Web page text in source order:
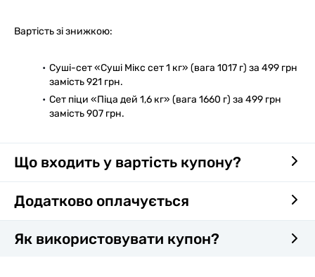
Вартість зі знижкою:
Суші-сет «Суші Мікс сет 1 кг» (вага 1017 г) за 499 грн
замість 921 грн.
Сет піци «Піца дей 1,6 кг» (вага 1660 г) за 499 грн
замість 907 грн.
Що входить у вартість купону?
Додатково оплачується
Як використовувати купон?